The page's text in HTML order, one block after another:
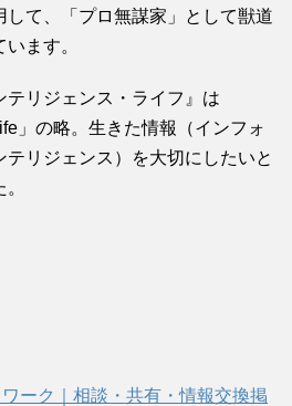
して、「プロ無謀家」として獣道
ます。
リジェンス・ライフ』は
」の略。生きた情報（インフォ
テリジェンス）を大切にしたいと
ーク｜相談・共有・情報交換掲